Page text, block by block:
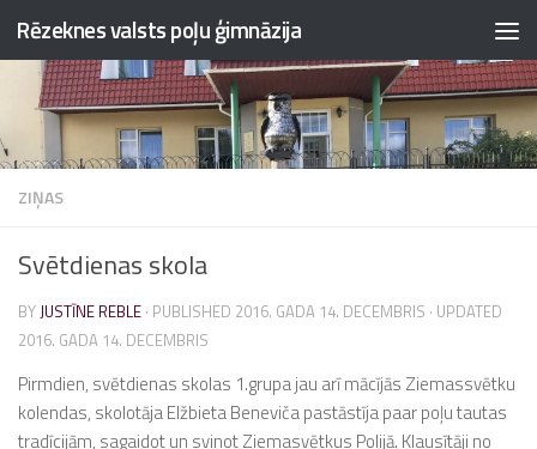
Skip to content
Rēzeknes valsts poļu ģimnāzija
ZIŅAS
Svētdienas skola
BYJUSTĪNE REBLE · PUBLISHED 2016. GADA 14. DECEMBRIS · UPDATED
2016. GADA 14. DECEMBRIS
Pirmdien, svētdienas skolas 1.grupa jau arī mācījās Ziemassvētku
kolendas, skolotāja Elžbieta Beneviča pastāstīja paar poļu tautas
tradīcijām, sagaidot un svinot Ziemasvētkus Polijā. Klausītāji no